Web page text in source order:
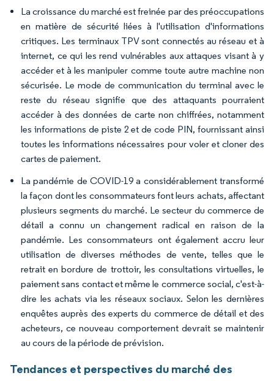
La croissance du marché est freinée par des préoccupations
en matière de sécurité liées à l'utilisation d'informations
critiques. Les terminaux TPV sont connectés au réseau et à
internet, ce qui les rend vulnérables aux attaques visant à y
accéder et à les manipuler comme toute autre machine non
sécurisée. Le mode de communication du terminal avec le
reste du réseau signifie que des attaquants pourraient
accéder à des données de carte non chiffrées, notamment
les informations de piste 2 et de code PIN, fournissant ainsi
toutes les informations nécessaires pour voler et cloner des
cartes de paiement.
La pandémie de COVID-19 a considérablement transformé
la façon dont les consommateurs font leurs achats, affectant
plusieurs segments du marché. Le secteur du commerce de
détail a connu un changement radical en raison de la
pandémie. Les consommateurs ont également accru leur
utilisation de diverses méthodes de vente, telles que le
retrait en bordure de trottoir, les consultations virtuelles, le
paiement sans contact et même le commerce social, c'est-à-
dire les achats via les réseaux sociaux. Selon les dernières
enquêtes auprès des experts du commerce de détail et des
acheteurs, ce nouveau comportement devrait se maintenir
au cours de la période de prévision.
Tendances et perspectives du marché des